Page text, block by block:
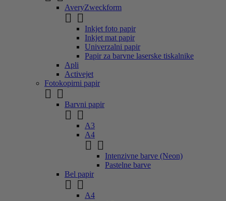
AveryZweckform
 
Inkjet foto papir
Inkjet mat papir
Univerzalni papir
Papir za barvne laserske tiskalnike
Apli
Activejet
Fotokopirni papir
 
Barvni papir
 
A3
A4
 
Intenzivne barve (Neon)
Pastelne barve
Bel papir
 
A4